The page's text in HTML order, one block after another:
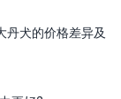
丹犬的价格差异及